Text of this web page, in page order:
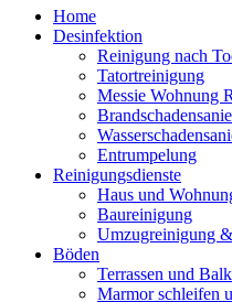
Home
Desinfektion
Reinigung nach
Tatortreinigung
Messie Wohnung
Entrumpelung
Reinigungsdienste
Haus und
Baureinigung
Umzugreinigung
Böden
Terrassen und
Marmor schleifen